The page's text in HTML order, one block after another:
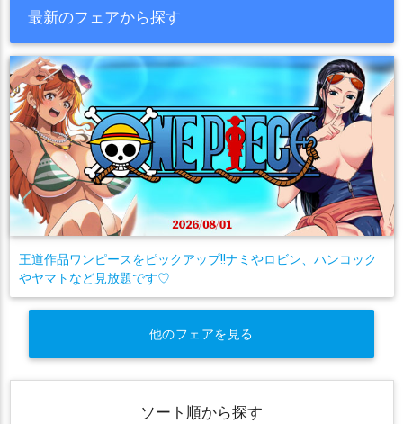
最新のフェアから探す
王道作品ワンピースをピックアップ!!ナミやロビン、ハンコック
やヤマトなど見放題です♡
他のフェアを見る
ソート順から探す